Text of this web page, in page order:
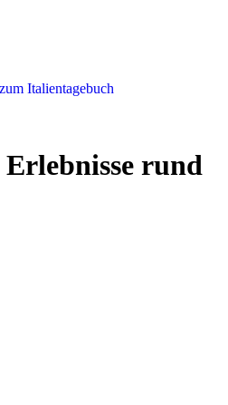
Italientagebuch
Erlebnisse rund